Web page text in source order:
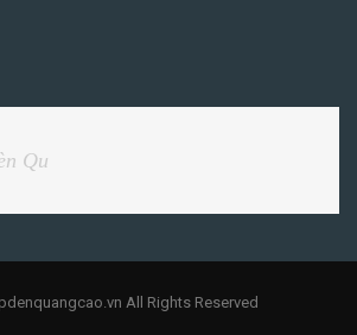
Qu
All Rights Reserved